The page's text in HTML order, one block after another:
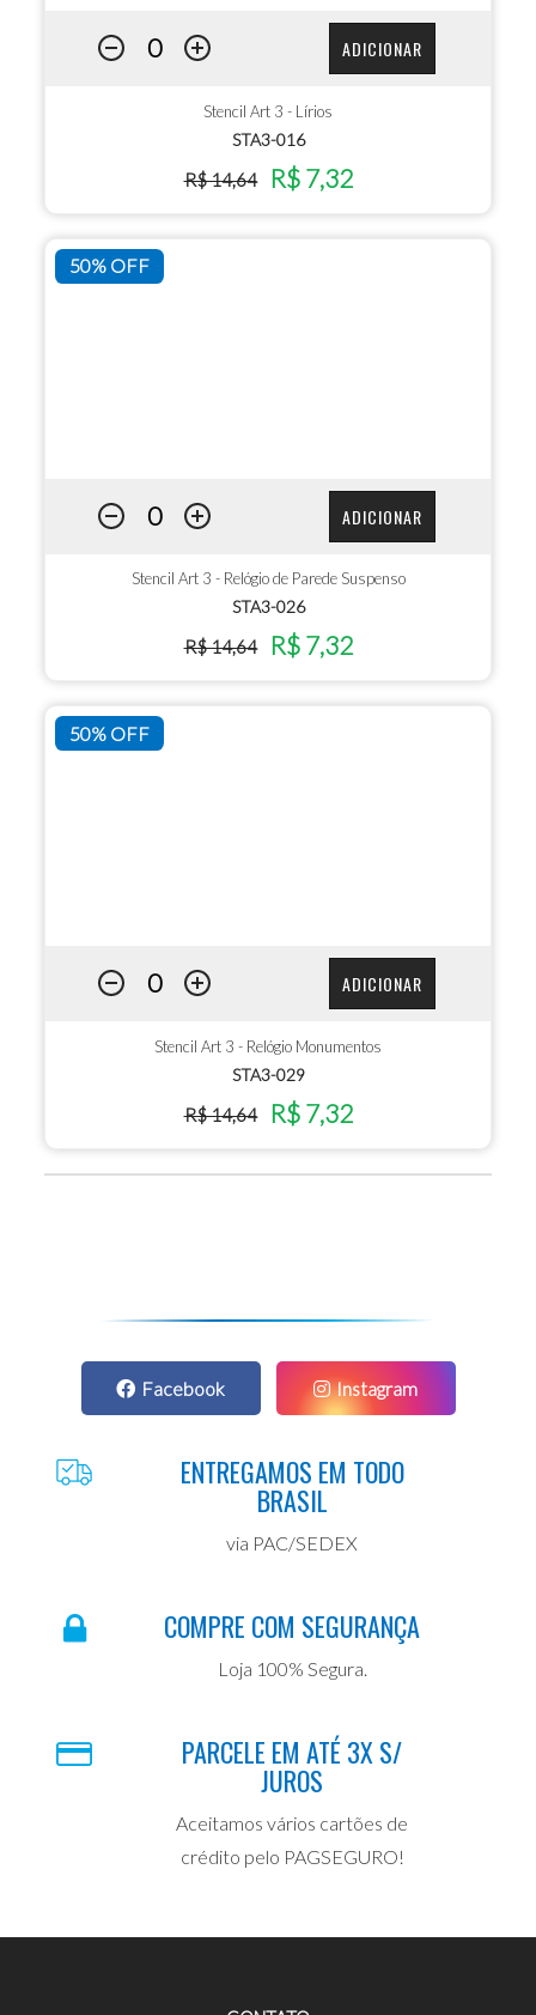
ADICIONAR
Stencil Art 3 - Lírios
STA3-016
R$ 14,64 R$ 7,32
50% OFF
ADICIONAR
Stencil Art 3 - Relógio de Parede Suspenso
STA3-026
R$ 14,64 R$ 7,32
50% OFF
ADICIONAR
Stencil Art 3 - Relógio Monumentos
STA3-029
R$ 14,64 R$ 7,32
Facebook Instagram
ENTREGAMOS EM TODO
BRASIL
via PAC/SEDEX
COMPRE COM SEGURANÇA
Loja 100% Segura.
PARCELE EM ATÉ 3X S/
JUROS
Aceitamos vários cartões de
crédito pelo PAGSEGURO!